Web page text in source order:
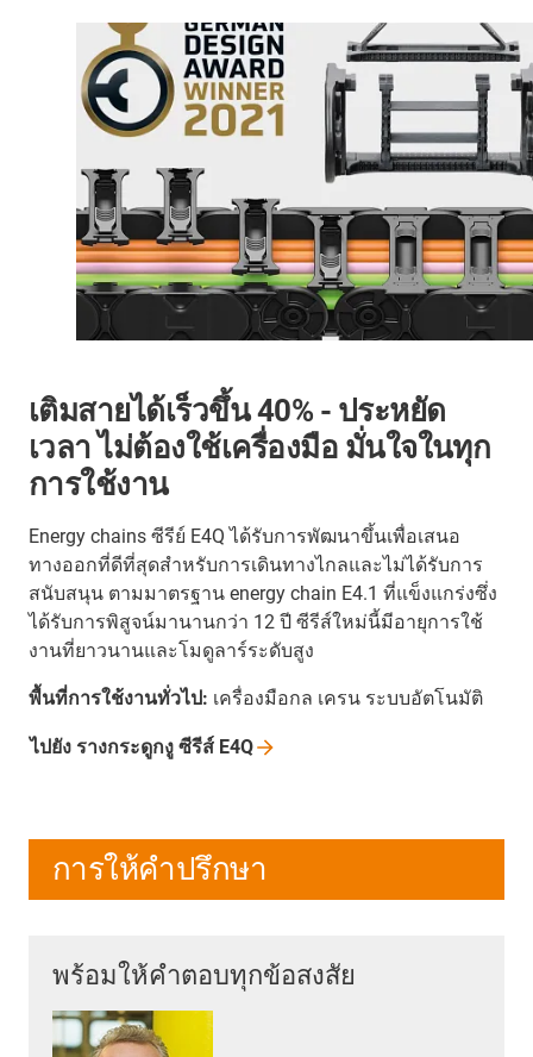
เติมสายได้เร็วขึ้น 40% - ประหยัด
เวลา ไม่ต้องใช้เครื่องมือ มั่นใจในทุก
การใช้งาน
Energy chains ซีรีย์ E4Q ได้รับการพัฒนาขึ้นเพื่อเสนอ
ทางออกที่ดีที่สุดสำหรับการเดินทางไกลและไม่ได้รับการ
สนับสนุน ตามมาตรฐาน energy chain E4.1 ที่แข็งแกร่งซึ่ง
ได้รับการพิสูจน์มานานกว่า 12 ปี ซีรีส์ใหม่นี้มีอายุการใช้
งานที่ยาวนานและโมดูลาร์ระดับสูง
พื้นที่การใช้งานทั่วไป: เครื่องมือกล เครน ระบบอัตโนมัติ
ไปยัง รางกระดูกงู ซีรีส์ E4Q
การให้คำปรึกษา
พร้อมให้คำตอบทุกข้อสงสัย